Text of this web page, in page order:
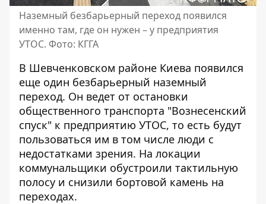
Наземный безбарьерный переход появился
именно там, где он нужен – у предприятия
УТОС. Фото: КГГА
В Шевченковском районе Киева появился
еще один безбарьерный наземный
переход. Он ведет от остановки
общественного транспорта "Вознесенский
спуск" к предприятию УТОС, то есть будут
пользоваться им в том числе люди с
недостатками зрения. На локации
коммунальщики обустроили тактильную
полосу и снизили бортовой камень на
переходах.